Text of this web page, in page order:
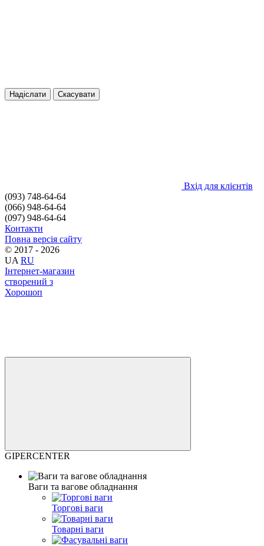
Надіслати Скасувати
Вхід для клієнтів
(093) 748-64-64
(066) 948-64-64
(097) 948-64-64
Контакти
Повна версія сайту
© 2017 - 2026
UARU
Інтернет-магазин
створений з
Хорошоп
GIPERCENTER
Ваги та вагове обладнання
Торгові ваги
Товарні ваги